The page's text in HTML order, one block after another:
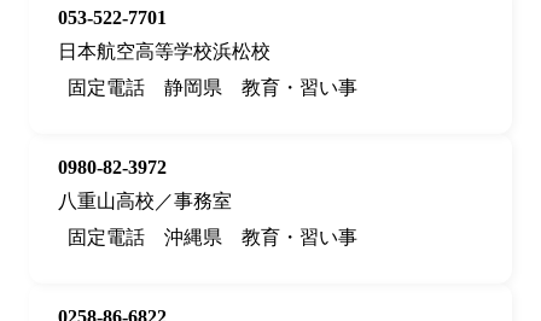
053-522-7701
日本航空高等学校浜松校
固定電話
静岡県 教育・習い事
0980-82-3972
八重山高校／事務室
固定電話
沖縄県 教育・習い事
0258-86-6822